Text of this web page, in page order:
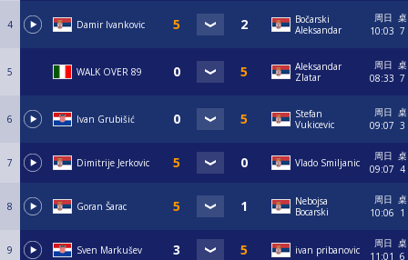
4 Damir Ivankovic
Bočarski
Aleksandar
周日
10:03
桌
7
5 WALK OVER 89
Aleksandar
Zlatar
周日
08:33
桌
7
6 Ivan Grubišić
Stefan
Vukicevic
周日
09:07
桌
3
7 Dimitrije Jerkovic Vlado Smiljanic
周日
09:07
桌
4
8 Goran Šarac
Nebojsa
Bocarski
周日
10:06
桌
1
9 Sven Markušev ivan pribanovic
周日
11:01
桌
6